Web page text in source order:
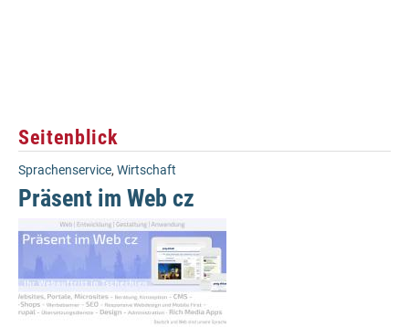
Seitenblick
Sprachenservice, Wirtschaft
Präsent im Web cz